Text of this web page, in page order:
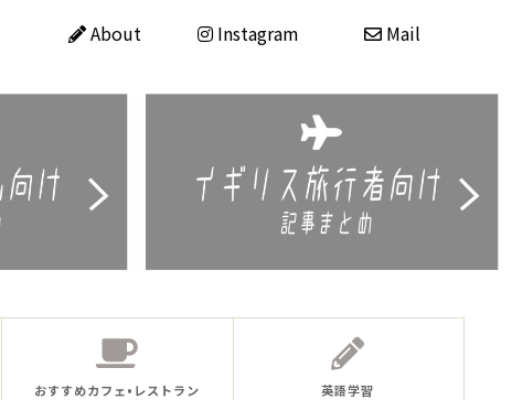
About Instagram Mail
おすすめカフェ•レストラン 英語学習